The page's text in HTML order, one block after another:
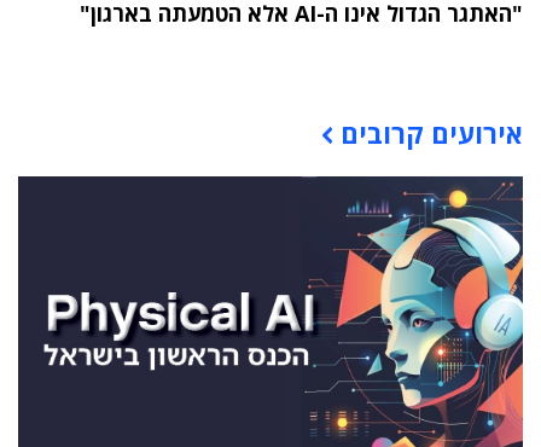
"האתגר הגדול אינו ה-AI אלא הטמעתה בארגון"
אירועים קרובים